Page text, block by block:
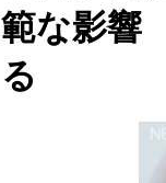
範な影響
る